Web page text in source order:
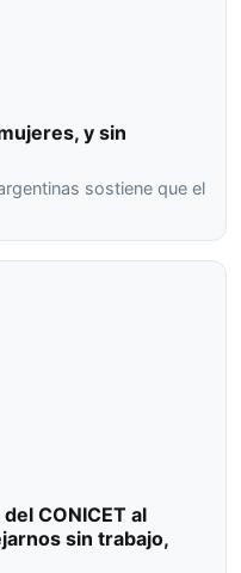
y sin
sostiene que el
CONICET al
sin trabajo,